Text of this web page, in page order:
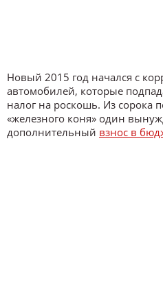
Новый 2015 год начался с
автомобилей, которые
налог на роскошь. Из сорока
«железного коня» один
дополнительный взнос в